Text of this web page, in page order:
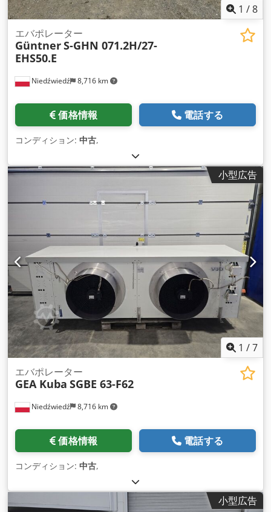
1 /8
Niedźwiedź 8,716 km
エバポレーター
GüntnerS-GHN 071.2H/27-
EHS50.E
価格情報 電話する
コンディション: 中古,
小型広告
1 /7
Niedźwiedź 8,716 km
エバポレーター
GEA Kuba SGBE 63-F62
価格情報 電話する
コンディション: 中古,
小型広告